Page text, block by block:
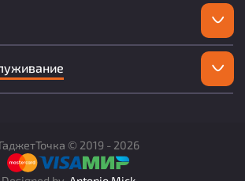
ГаджетТочка © 2019 - 2026